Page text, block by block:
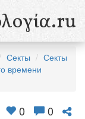
Секты
Секты
времени
0 0